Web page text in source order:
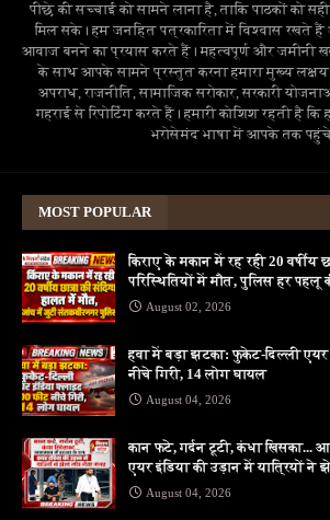
पीछे की सच्चाई को सामने लाना है, ताकि पाठकों को
मिल सके। हम जनहित पत्रकारिता में विश्वास रखते हैं
आवाज बनने का प्रयास करते हैं। महत्वपूर्ण और जमीनी
के साथ आपके सामने प्रस्तुत करना हमारा मुख्य लक्ष्य
अपराध, राजनीति, सामाजिक सरोकार, सरकारी
गहराई से रिपोर्टिंग करते हैं। हमारी कोशिश रहती है
भरोसेमंद भाषा में आपके तक
MOST POPULAR
किराए के मकान में रह रही 20 वर्षीय
परिस्थितियों में मौत, पुलिस हर पहलू
August 02, 2026
हवा में बड़ा झटका: फुकेट-दिल्ली एयर
नीचे गिरी, 14 लोग घायल
August 04, 2026
कान फटे, गर्दन टूटी, कंधा
एयर इंडिया की उड़ान में यात्रियों
August 04, 2026